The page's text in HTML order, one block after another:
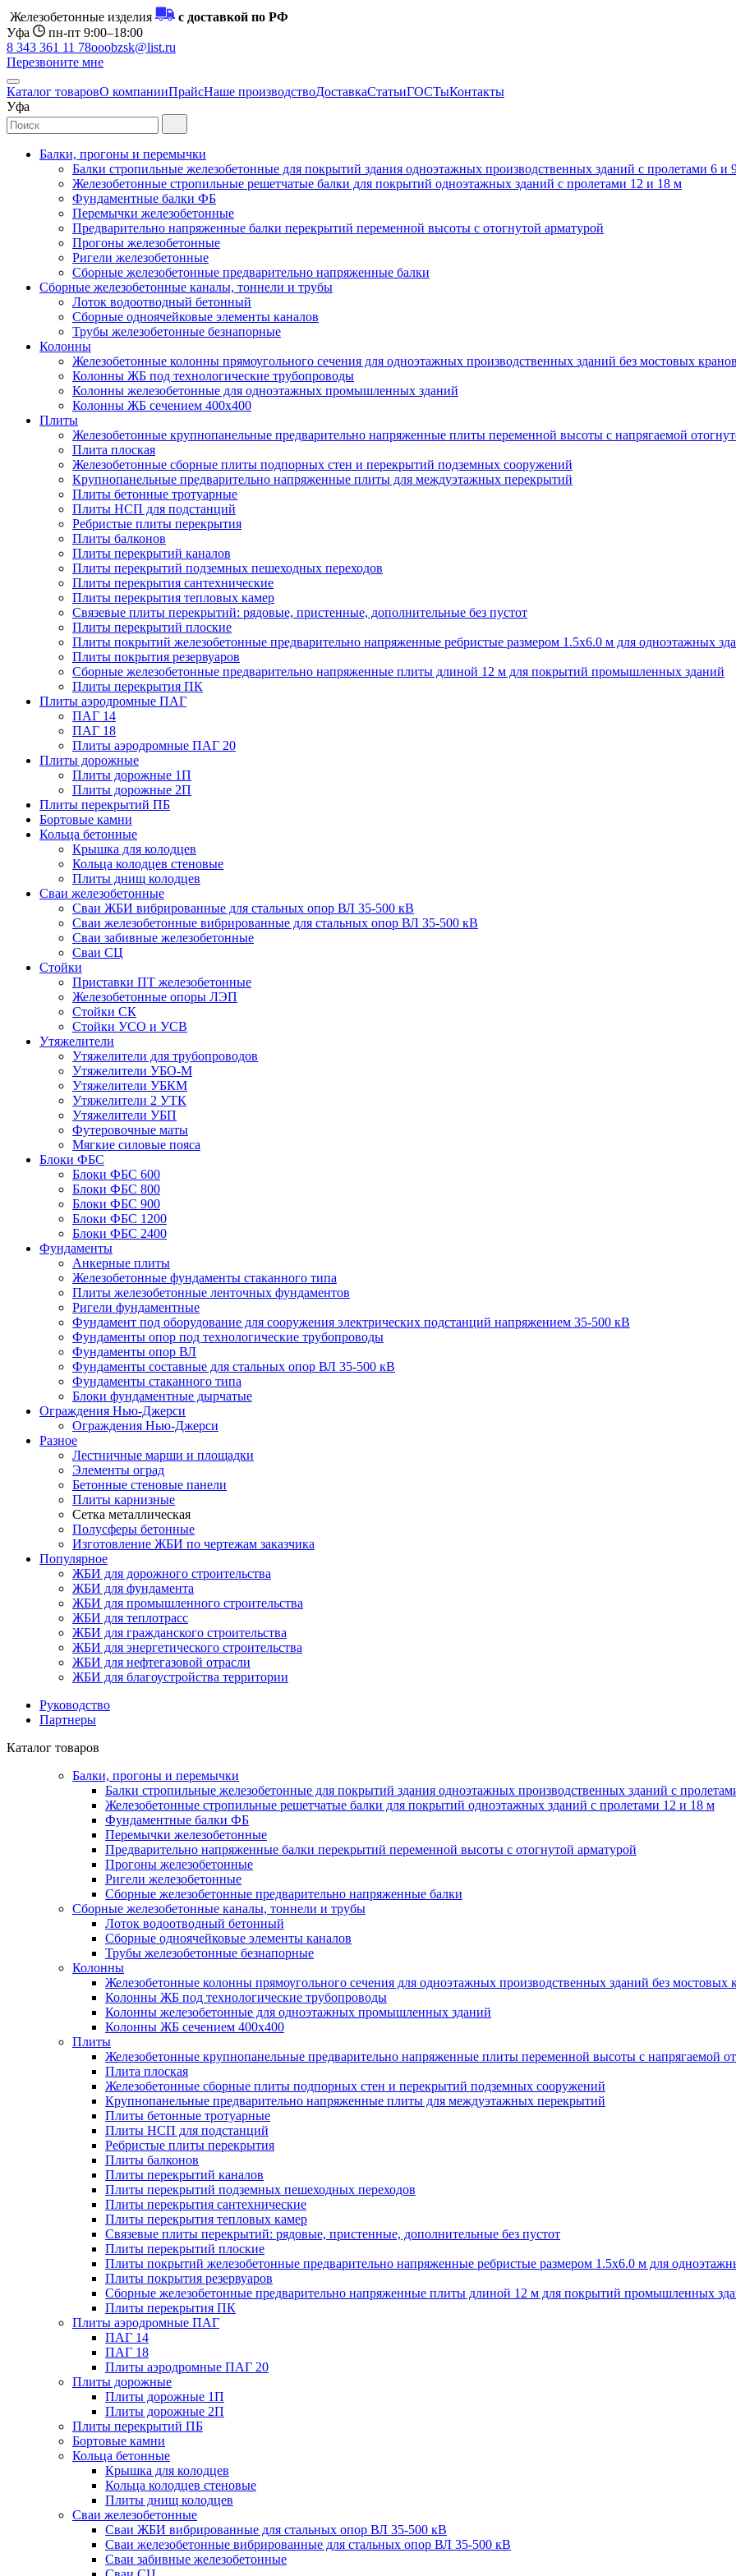
Железобетонные изделия
с доставкой по РФ
Уфа
пн-пт 9:00–18:00
8 343 361 11 78ooobzsk@list.ru
Перезвоните мне
Каталог товаровО компанииПрайсНаше производствоДоставкаСтатьиГОСТыКонтакты
Уфа
Балки, прогоны и перемычки
Балки стропильные железобетонные для покрытий здания одноэтажных производственных зданий с пролетами 6
Железобетонные стропильные решетчатые балки для покрытий одноэтажных зданий с пролетами 12 и 18 м
Фундаментные балки ФБ
Перемычки железобетонные
Предварительно напряженные балки перекрытий переменной высоты с отогнутой арматурой
Прогоны железобетонные
Ригели железобетонные
Сборные железобетонные предварительно напряженные балки
Сборные железобетонные каналы, тоннели и трубы
Лоток водоотводный бетонный
Сборные одноячейковые элементы каналов
Трубы железобетонные безнапорные
Колонны
Железобетонные колонны прямоугольного сечения для одноэтажных производственных зданий без мостовых кранов
Колонны ЖБ под технологические трубопроводы
Колонны железобетонные для одноэтажных промышленных зданий
Колонны ЖБ сечением 400х400
Плиты
Железобетонные крупнопанельные предварительно напряженные плиты переменной высоты с напрягаемой
Плита плоская
Железобетонные сборные плиты подпорных стен и перекрытий подземных сооружений
Крупнопанельные предварительно напряженные плиты для междуэтажных перекрытий
Плиты бетонные тротуарные
Плиты НСП для подстанций
Ребристые плиты перекрытия
Плиты балконов
Плиты перекрытий каналов
Плиты перекрытий подземных пешеходных переходов
Плиты перекрытия сантехнические
Плиты перекрытия тепловых камер
Связевые плиты перекрытий: рядовые, пристенные, дополнительные без пустот
Плиты перекрытий плоские
Плиты покрытий железобетонные предварительно напряженные ребристые размером 1.5х6.0 м для одноэтажных
Плиты покрытия резервуаров
Сборные железобетонные предварительно напряженные плиты длиной 12 м для покрытий промышленных зданий
Плиты перекрытия ПК
Плиты аэродромные ПАГ
ПАГ 14
ПАГ 18
Плиты аэродромные ПАГ 20
Плиты дорожные
Плиты дорожные 1П
Плиты дорожные 2П
Плиты перекрытий ПБ
Бортовые камни
Кольца бетонные
Крышка для колодцев
Кольца колодцев стеновые
Плиты днищ колодцев
Сваи железобетонные
Сваи ЖБИ вибрированные для стальных опор ВЛ 35-500 кВ
Сваи железобетонные вибрированные для стальных опор ВЛ 35-500 кВ
Сваи забивные железобетонные
Сваи СЦ
Стойки
Приставки ПТ железобетонные
Железобетонные опоры ЛЭП
Стойки СК
Стойки УСО и УСВ
Утяжелители
Утяжелители для трубопроводов
Утяжелители УБО-М
Утяжелители УБКМ
Утяжелители 2 УТК
Утяжелители УБП
Футеровочные маты
Мягкие силовые пояса
Блоки ФБС
Блоки ФБС 600
Блоки ФБС 800
Блоки ФБС 900
Блоки ФБС 1200
Блоки ФБС 2400
Фундаменты
Анкерные плиты
Железобетонные фундаменты стаканного типа
Плиты железобетонные ленточных фундаментов
Ригели фундаментные
Фундамент под оборудование для сооружения электрических подстанций напряжением 35-500 кВ
Фундаменты опор под технологические трубопроводы
Фундаменты опор ВЛ
Фундаменты составные для стальных опор ВЛ 35-500 кВ
Фундаменты стаканного типа
Блоки фундаментные дырчатые
Ограждения Нью-Джерси
Ограждения Нью-Джерси
Разное
Лестничные марши и площадки
Элементы оград
Бетонные стеновые панели
Плиты карнизные
Сетка металлическая
Полусферы бетонные
Изготовление ЖБИ по чертежам заказчика
Популярное
ЖБИ для дорожного строительства
ЖБИ для фундамента
ЖБИ для промышленного строительства
ЖБИ для теплотрасс
ЖБИ для гражданского строительства
ЖБИ для энергетического строительства
ЖБИ для нефтегазовой отрасли
ЖБИ для благоустройства территории
Руководство
Партнеры
Каталог товаров
Балки, прогоны и перемычки
Балки стропильные железобетонные для покрытий здания одноэтажных производственных зданий с
Железобетонные стропильные решетчатые балки для покрытий одноэтажных зданий с пролетами 12 и 18 м
Фундаментные балки ФБ
Перемычки железобетонные
Предварительно напряженные балки перекрытий переменной высоты с отогнутой арматурой
Прогоны железобетонные
Ригели железобетонные
Сборные железобетонные предварительно напряженные балки
Сборные железобетонные каналы, тоннели и трубы
Лоток водоотводный бетонный
Сборные одноячейковые элементы каналов
Трубы железобетонные безнапорные
Колонны
Железобетонные колонны прямоугольного сечения для одноэтажных производственных зданий без мостовых
Колонны ЖБ под технологические трубопроводы
Колонны железобетонные для одноэтажных промышленных зданий
Колонны ЖБ сечением 400х400
Плиты
Железобетонные крупнопанельные предварительно напряженные плиты переменной высоты с напрягаемой
Плита плоская
Железобетонные сборные плиты подпорных стен и перекрытий подземных сооружений
Крупнопанельные предварительно напряженные плиты для междуэтажных перекрытий
Плиты бетонные тротуарные
Плиты НСП для подстанций
Ребристые плиты перекрытия
Плиты балконов
Плиты перекрытий каналов
Плиты перекрытий подземных пешеходных переходов
Плиты перекрытия сантехнические
Плиты перекрытия тепловых камер
Связевые плиты перекрытий: рядовые, пристенные, дополнительные без пустот
Плиты перекрытий плоские
Плиты покрытий железобетонные предварительно напряженные ребристые размером 1.5х6.0 м для
Плиты покрытия резервуаров
Сборные железобетонные предварительно напряженные плиты длиной 12 м для покрытий промышленных
Плиты перекрытия ПК
Плиты аэродромные ПАГ
ПАГ 14
ПАГ 18
Плиты аэродромные ПАГ 20
Плиты дорожные
Плиты дорожные 1П
Плиты дорожные 2П
Плиты перекрытий ПБ
Бортовые камни
Кольца бетонные
Крышка для колодцев
Кольца колодцев стеновые
Плиты днищ колодцев
Сваи железобетонные
Сваи ЖБИ вибрированные для стальных опор ВЛ 35-500 кВ
Сваи железобетонные вибрированные для стальных опор ВЛ 35-500 кВ
Сваи забивные железобетонные